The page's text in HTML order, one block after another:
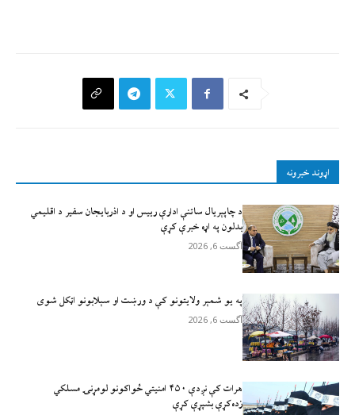
اړوند خبرونه
د چاپېریال ساتنې ادارې رییس او د اذربایجان سفیر د اقلیمي
بدلون په اړه خبرې کړې
آگست 6, 2026
په یو شمېر ولایتونو کې د ورښت او سېلابونو اټکل شوی
آگست 6, 2026
هرات کې نږدې ۴۵۰ امنيتي ځواکونو لومړنۍ مسلکي
زده‌کړې بشپړې کړې